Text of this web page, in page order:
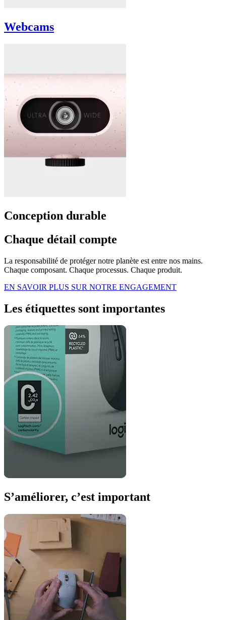
Webcams
Conception durable
Chaque détail compte
La responsabilité de protéger notre planète est entre nos mains.
Chaque composant. Chaque processus. Chaque produit.
EN SAVOIR PLUS SUR NOTRE ENGAGEMENT
Les étiquettes sont importantes
S’améliorer, c’est important